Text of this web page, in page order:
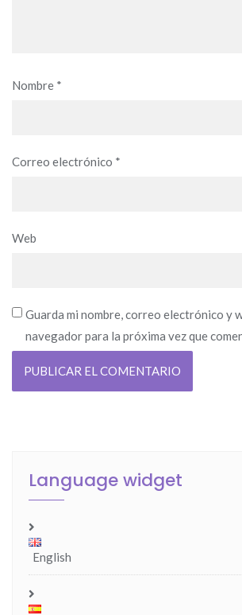
Nombre *
Correo electrónico *
Web
Guarda mi nombre, correo electrónico y
navegador para la próxima vez que
Language widget
English